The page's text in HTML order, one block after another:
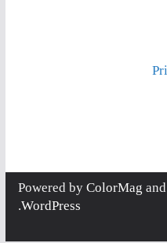
.
ColorMag and
WordPress
.